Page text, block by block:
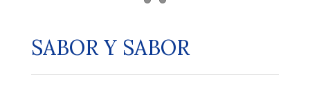
BAR DE TOUJOUSE